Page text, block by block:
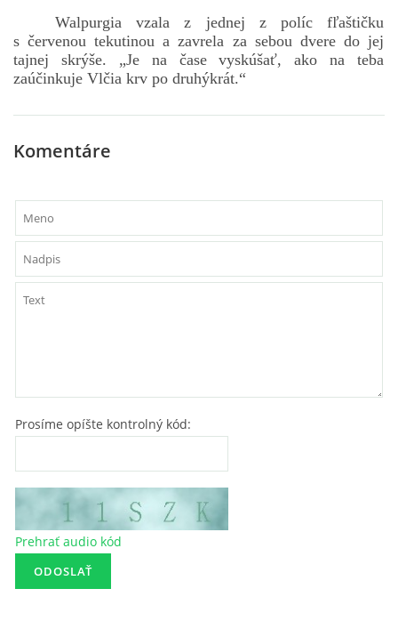
Walpurgia vzala z jednej z políc fľaštičku
s červenou tekutinou a zavrela za sebou dvere do jej
tajnej skrýše. „Je na čase vyskúšať, ako na teba
zaúčinkuje Vlčia krv po druhýkrát.“
Komentáre
Prosíme opíšte kontrolný kód:
Prehrať audio kód